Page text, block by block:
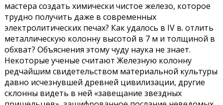
мастера создать химически чистое железо, которое
трудно получить даже в современных
электролитических печах? Как удалось в IV в. отлить
металлическую колонну высотой в 7 м и толщиной в
обхват? Объяснения этому чуду наука не знает.
Некоторые ученые считают Железную колонну
редчайшим свидетельством материальной культуры
давно исчезнувшей древней цивилизации, другие
склонны видеть в ней «завещание звездных